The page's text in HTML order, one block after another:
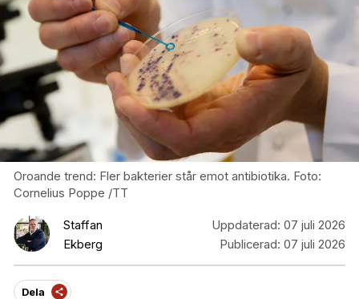
Oroande trend: Fler bakterier står emot antibiotika. Foto:
Cornelius Poppe /TT
Staffan
Ekberg
Uppdaterad: 07 juli 2026
Publicerad: 07 juli 2026
Dela